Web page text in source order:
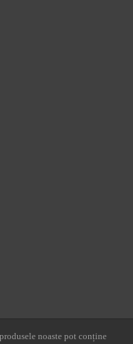
noaste pot conține